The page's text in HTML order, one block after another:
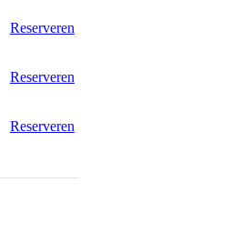
Reserveren
Reserveren
Reserveren